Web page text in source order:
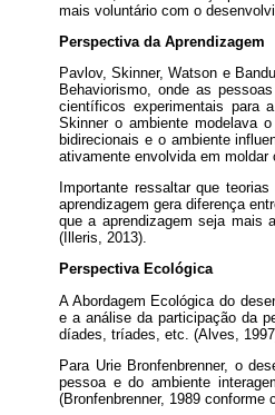
mais voluntário com o
Perspectiva da Aprendizagem
Pavlov, Skinner, Watson e
Behaviorismo, onde as
científicos experimentais para
Skinner o ambiente modelava
bidirecionais e o ambiente
ativamente envolvida em moldar
Importante ressaltar que
aprendizagem gera diferença
que a aprendizagem seja mais
(Illeris, 2013).
Perspectiva Ecológica
A Abordagem Ecológica do
e a análise da participação da
díades, tríades, etc. (Alves,
Para Urie Bronfenbrenner, o
pessoa e do ambiente
(Bronfenbrenner, 1989 conforme